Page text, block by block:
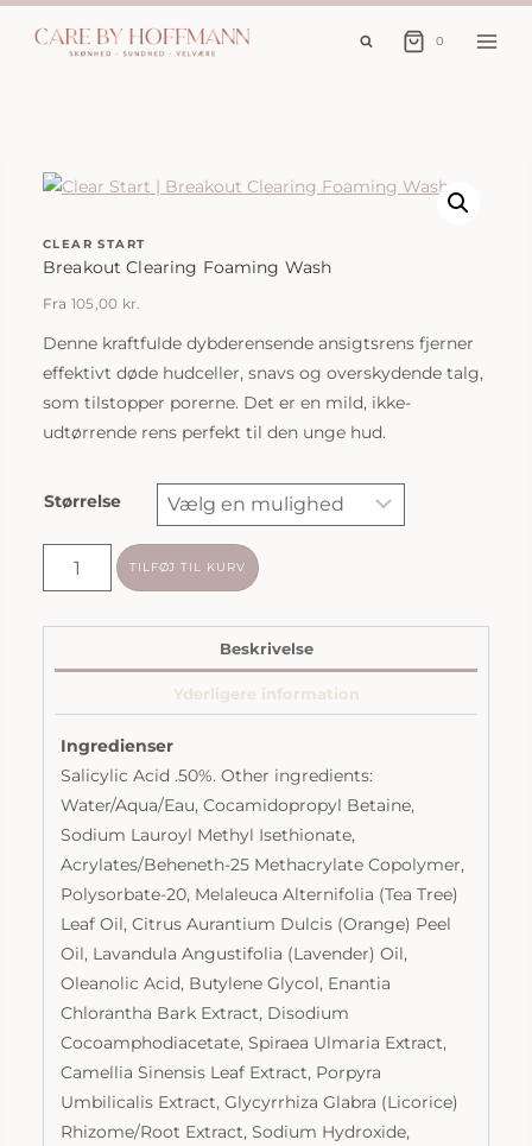
Fortsæt
0
CLEAR START
Breakout Clearing Foaming Wash
Fra 105,00 kr.
Denne kraftfulde dybderensende ansigtsrens fjerner
effektivt døde hudceller, snavs og overskydende talg,
som tilstopper porerne. Det er en mild, ikke-
udtørrende rens perfekt til den unge hud.
Størrelse
Clear
Start
Clearing
Wash
antal
TILFØJ TIL KURV
Beskrivelse
Yderligere information
Ingredienser
Salicylic Acid .50%. Other ingredients:
Water/Aqua/Eau, Cocamidopropyl Betaine,
Sodium Lauroyl Methyl Isethionate,
Acrylates/Beheneth-25 Methacrylate Copolymer,
Polysorbate-20, Melaleuca Alternifolia (Tea Tree)
Leaf Oil, Citrus Aurantium Dulcis (Orange) Peel
Oil, Lavandula Angustifolia (Lavender) Oil,
Oleanolic Acid, Butylene Glycol, Enantia
Chlorantha Bark Extract, Disodium
Cocoamphodiacetate, Spiraea Ulmaria Extract,
Camellia Sinensis Leaf Extract, Porpyra
Umbilicalis Extract, Glycyrrhiza Glabra (Licorice)
Rhizome/Root Extract, Sodium Hydroxide,